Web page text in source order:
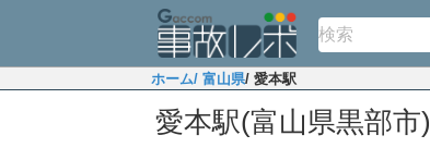
ホーム/ 富山県/ 愛本駅
愛本駅(富山県黒部